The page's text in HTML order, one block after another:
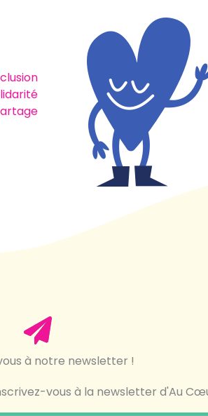
à notre newsletter !
vous à la newsletter d'Au